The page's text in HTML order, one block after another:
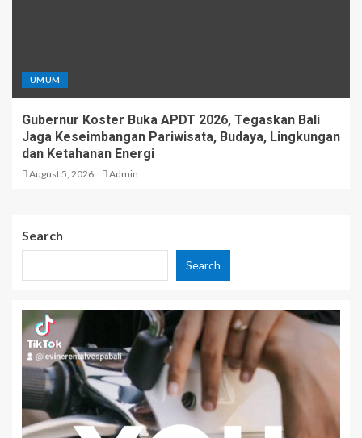
UMUM
Gubernur Koster Buka APDT 2026, Tegaskan Bali
Jaga Keseimbangan Pariwisata, Budaya, Lingkungan
dan Ketahanan Energi
August 5, 2026 Admin
Search
Search